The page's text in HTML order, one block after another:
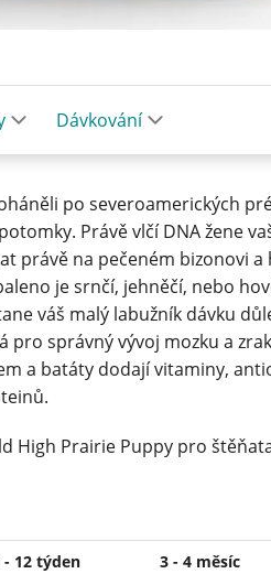
Dávkování
po severoamerických
Právě vlčí DNA žene
právě na pečeném bizonovi
je srnčí, jehněčí, nebo
váš malý labužník dávku
pro správný vývoj mozku a
a batáty dodají vitaminy,
High Prairie Puppy pro
- 12 týden 3 - 4 měsíc